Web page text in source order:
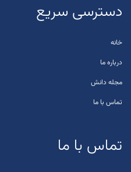
دسترسی سریع
خانه
درباره ما
مجله دانش
تماس با ما
تماس با ما